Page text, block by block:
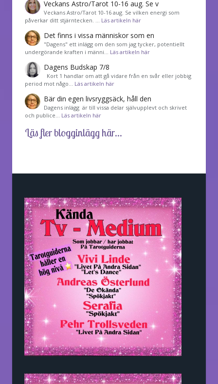
Veckans Astro/Tarot 10-16 aug. Se v
Veckans Astro/Tarot 10-16 aug. Se vilken energi som
påverkar ditt stjärntecken. … Läs artikeln här
Det finns i vissa människor som en
"Dagens" ett inlägg om den som jag tycker, potentiellt
undergörande kraften i männi… Läs artikeln här
Dagens Budskap 7/8
Kort 1 handlar om att gå vidare från en svår eller jobbig
period mot någo… Läs artikeln här
Bär din egen livsryggsäck, håll den
Dagens inlägg är till vissa delar självupplevt och skrivet
och publice… Läs artikeln här
Läs fler blogginlägg här...